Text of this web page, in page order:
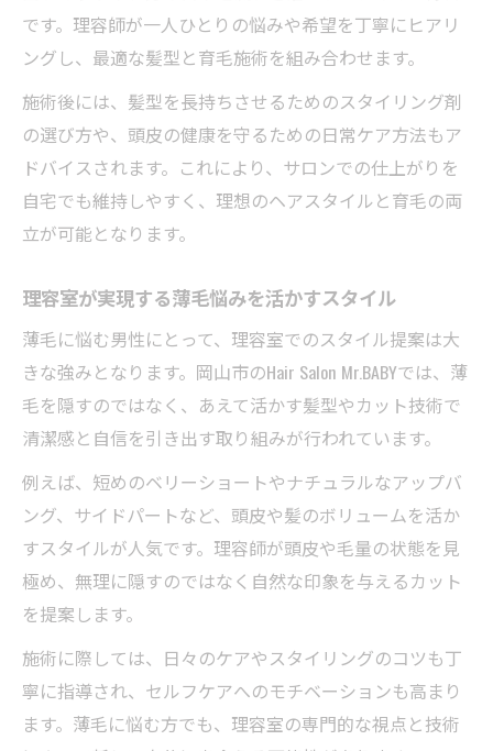
です。理容師が一人ひとりの悩みや希望を丁寧にヒアリ
ングし、最適な髪型と育毛施術を組み合わせます。
施術後には、髪型を長持ちさせるためのスタイリング剤
の選び方や、頭皮の健康を守るための日常ケア方法もア
ドバイスされます。これにより、サロンでの仕上がりを
自宅でも維持しやすく、理想のヘアスタイルと育毛の両
立が可能となります。
理容室が実現する薄毛悩みを活かすスタイル
薄毛に悩む男性にとって、理容室でのスタイル提案は大
きな強みとなります。岡山市のHair Salon Mr.BABYでは、薄
毛を隠すのではなく、あえて活かす髪型やカット技術で
清潔感と自信を引き出す取り組みが行われています。
例えば、短めのベリーショートやナチュラルなアップバ
ング、サイドパートなど、頭皮や髪のボリュームを活か
すスタイルが人気です。理容師が頭皮や毛量の状態を見
極め、無理に隠すのではなく自然な印象を与えるカット
を提案します。
施術に際しては、日々のケアやスタイリングのコツも丁
寧に指導され、セルフケアへのモチベーションも高まり
ます。薄毛に悩む方でも、理容室の専門的な視点と技術